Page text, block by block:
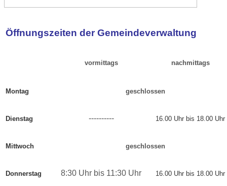
Öffnungszeiten der Gemeindeverwaltung
vormittags nachmittags
Montag geschlossen
Dienstag ---------- 16.00 Uhr bis 18.00 Uhr
Mittwoch geschlossen
Donnerstag 8:30 Uhr bis 11:30 Uhr 16.00 Uhr bis 18.00 Uhr